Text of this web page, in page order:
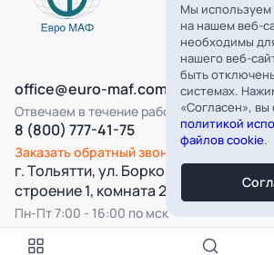
Все категории
office@euro-maf.com
Отвечаем в течение рабочего дня
8 (800) 777-41-75
Заказать обратный звонок
г. Тольятти, ул. Борковская, д. 16,
строение 1, комната 22
Пн-Пт 7:00 - 16:00 по мск
Мы
на нашем веб-
необходимы
нашего веб-
быть
системах.
«Согласен», вы
политикой
файлов cookie.